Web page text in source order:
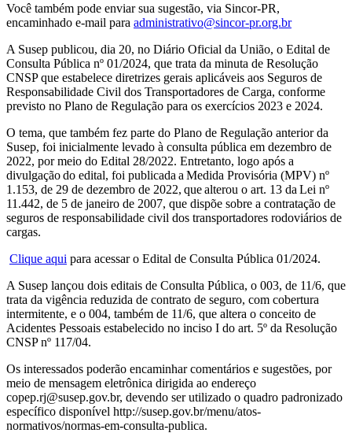
Você também pode enviar sua sugestão, via Sincor-PR,
encaminhado e-mail para administrativo@sincor-pr.org.br
A Susep publicou, dia 20, no Diário Oficial da União, o Edital de
Consulta Pública nº 01/2024, que trata da minuta de Resolução
CNSP que estabelece diretrizes gerais aplicáveis aos Seguros de
Responsabilidade Civil dos Transportadores de Carga, conforme
previsto no Plano de Regulação para os exercícios 2023 e 2024.
O tema, que também fez parte do Plano de Regulação anterior da
Susep, foi inicialmente levado à consulta pública em dezembro de
2022, por meio do Edital 28/2022. Entretanto, logo após a
divulgação do edital, foi publicada a Medida Provisória (MPV) nº
1.153, de 29 de dezembro de 2022, que alterou o art. 13 da Lei nº
11.442, de 5 de janeiro de 2007, que dispõe sobre a contratação de
seguros de responsabilidade civil dos transportadores rodoviários de
cargas.
Clique aqui para acessar o Edital de Consulta Pública 01/2024.
A Susep lançou dois editais de Consulta Pública, o 003, de 11/6, que
trata da vigência reduzida de contrato de seguro, com cobertura
intermitente, e o 004, também de 11/6, que altera o conceito de
Acidentes Pessoais estabelecido no inciso I do art. 5º da Resolução
CNSP nº 117/04.
Os interessados poderão encaminhar comentários e sugestões, por
meio de mensagem eletrônica dirigida ao endereço
copep.rj@susep.gov.br, devendo ser utilizado o quadro padronizado
específico disponível http://susep.gov.br/menu/atos-
normativos/normas-em-consulta-publica.